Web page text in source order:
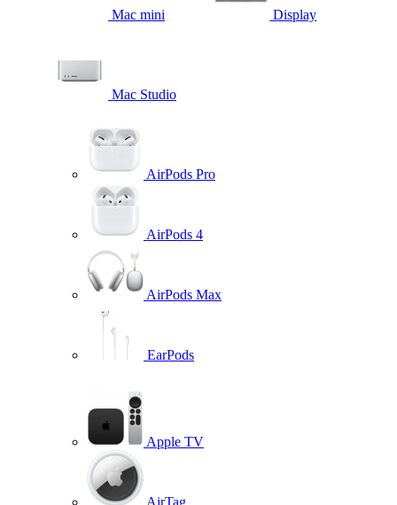
Mac mini Display
Mac Studio
AirPods Pro
AirPods 4
AirPods Max
EarPods
Apple TV